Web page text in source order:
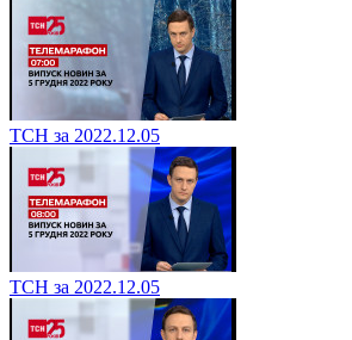
ТСН за 2022.12.05
ТСН за 2022.12.05